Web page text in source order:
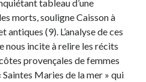
tableau d’une
morts, souligne Caisson à
antiques (9). L’analyse de ces
nous incite à relire les récits
provençales de femmes
Saintes Maries de la mer » qui